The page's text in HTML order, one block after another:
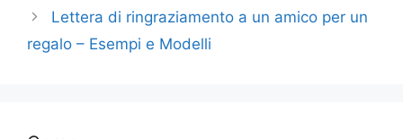
Lettera di ringraziamento a un amico per un
regalo – Esempi e Modelli